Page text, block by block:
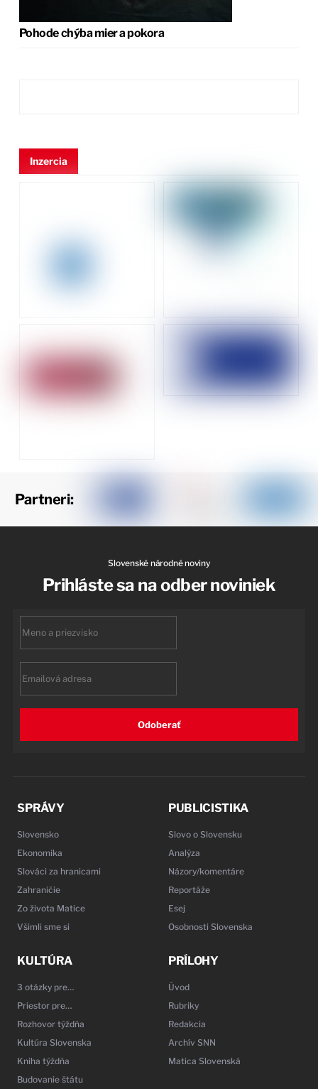
Pohode chýba mier a pokora
Inzercia
Partneri:
Slovenské národné noviny
Prihláste sa na odber noviniek
Odoberať
SPRÁVY
Slovensko
Ekonomika
Slováci za hranicami
Zahraničie
Zo života Matice
Všimli sme si
PUBLICISTIKA
Slovo o Slovensku
Analýza
Názory/komentáre
Reportáže
Esej
Osobnosti Slovenska
KULTÚRA
3 otázky pre…
Priestor pre…
Rozhovor týždňa
Kultúra Slovenska
Kniha týždňa
Budovanie štátu
PRÍLOHY
Úvod
Rubriky
Redakcia
Archív SNN
Matica Slovenská